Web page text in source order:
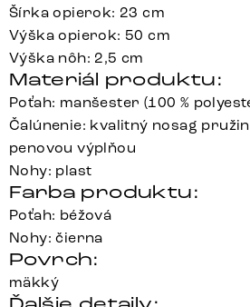
Šírka opierok: 23 cm
Výška opierok: 50 cm
Výška nôh: 2,5 cm
Materiál produktu:
Poťah: manšester (100 %
Čalúnenie: kvalitný nosag
penovou výplňou
Nohy: plast
Farba produktu:
Poťah: béžová
Nohy: čierna
Povrch:
mäkký